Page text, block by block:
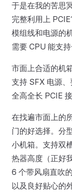
于是在我的苦思
完整利用上
模组线和电源的
需要 CPU 能支
市面上合适的机
支持 SFX 电源
全高全长 PCIE
在找遍市面上的
门的好选择。分
小机箱。支持双
热器高度（正好
6 个带风扇直吹
以及良好贴心的